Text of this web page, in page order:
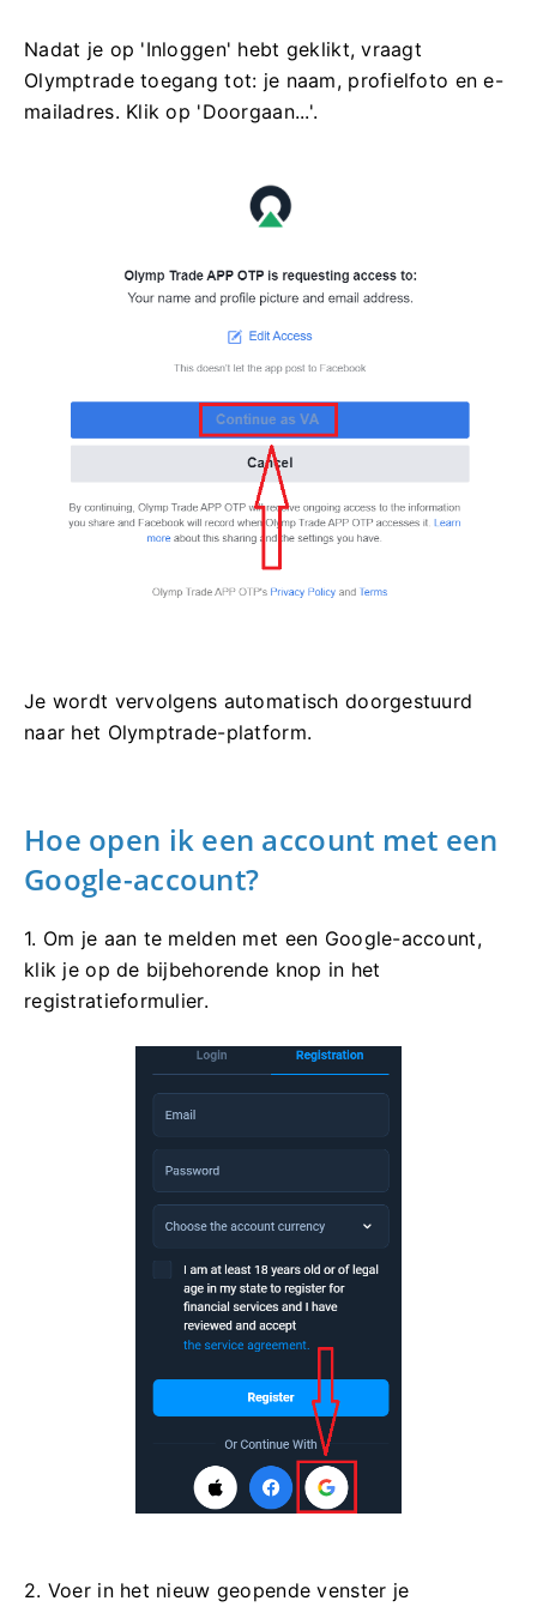
Nadat je op 'Inloggen' hebt geklikt, vraagt ​​
Olymptrade toegang tot: je naam, profielfoto en e-
mailadres. Klik op 'Doorgaan...'.
Je wordt vervolgens automatisch doorgestuurd
naar het Olymptrade-platform.
Hoe open ik een account met een
Google-account?
1. Om je aan te melden met een Google-account,
klik je op de bijbehorende knop in het
registratieformulier.
2. Voer in het nieuw geopende venster je